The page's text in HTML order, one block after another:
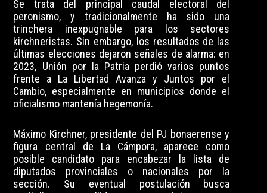
Se trata del principal caudal electoral del
peronismo, y tradicionalmente ha sido una
trinchera inexpugnable para los sectores
kirchneristas. Sin embargo, los resultados de las
últimas elecciones dejaron señales de alarma: en
2023, Unión por la Patria perdió varios puntos
frente a La Libertad Avanza y Juntos por el
Cambio, especialmente en municipios donde el
oficialismo mantenía hegemonía.
Máximo Kirchner, presidente del PJ bonaerense y
figura central de La Cámpora, aparece como
posible candidato para encabezar la lista de
diputados provinciales o nacionales por la
sección. Su eventual postulación busca